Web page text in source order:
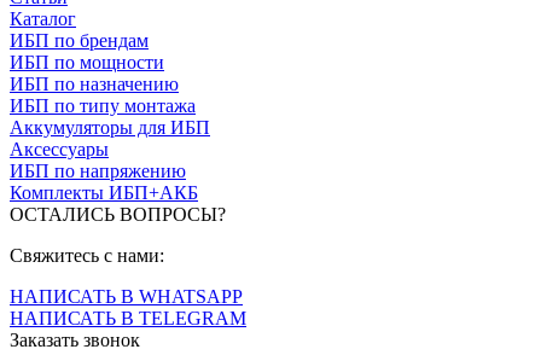
Каталог
ИБП по брендам
ИБП по мощности
ИБП по назначению
ИБП по типу монтажа
Аккумуляторы для ИБП
Аксессуары
ИБП по напряжению
Комплекты ИБП+АКБ
ОСТАЛИСЬ ВОПРОСЫ?
Свяжитесь с нами:
НАПИСАТЬ В WHATSAPP
НАПИСАТЬ В TELEGRAM
Заказать звонок